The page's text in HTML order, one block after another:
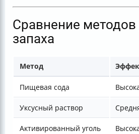
Сравнение методов
запаха
Метод
Пищевая сода
Уксусный раствор
Активированный уголь